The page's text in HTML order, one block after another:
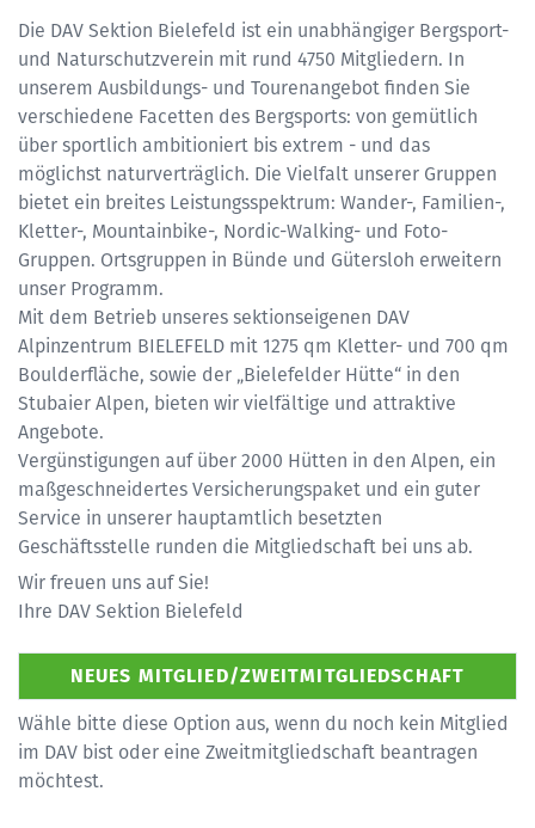
Die DAV Sektion Bielefeld ist ein unabhängiger Bergsport-
und Naturschutzverein mit rund 4750 Mitgliedern. In
unserem Ausbildungs- und Tourenangebot finden Sie
verschiedene Facetten des Bergsports: von gemütlich
über sportlich ambitioniert bis extrem - und das
möglichst naturverträglich. Die Vielfalt unserer Gruppen
bietet ein breites Leistungsspektrum: Wander-, Familien-,
Kletter-, Mountainbike-, Nordic-Walking- und Foto-
Gruppen. Ortsgruppen in Bünde und Gütersloh erweitern
unser Programm.
Mit dem Betrieb unseres sektionseigenen DAV
Alpinzentrum BIELEFELD mit 1275 qm Kletter- und 700 qm
Boulderfläche, sowie der „Bielefelder Hütte“ in den
Stubaier Alpen, bieten wir vielfältige und attraktive
Angebote.
Vergünstigungen auf über 2000 Hütten in den Alpen, ein
maßgeschneidertes Versicherungspaket und ein guter
Service in unserer hauptamtlich besetzten
Geschäftsstelle runden die Mitgliedschaft bei uns ab.
Wir freuen uns auf Sie!
Ihre DAV Sektion Bielefeld
Wähle bitte diese Option aus, wenn du noch kein Mitglied
im DAV bist oder eine Zweitmitgliedschaft beantragen
möchtest.